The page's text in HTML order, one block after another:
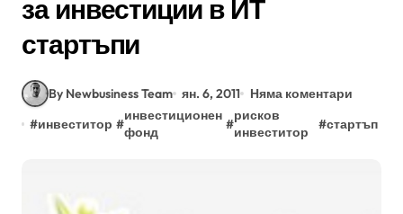
за инвестиции в ИТ
стартъпи
By Newbusiness Team ян. 6, 2011
Няма коментари
#инвеститор #
инвестиционен
фонд
#
рисков
инвеститор
#стартъп